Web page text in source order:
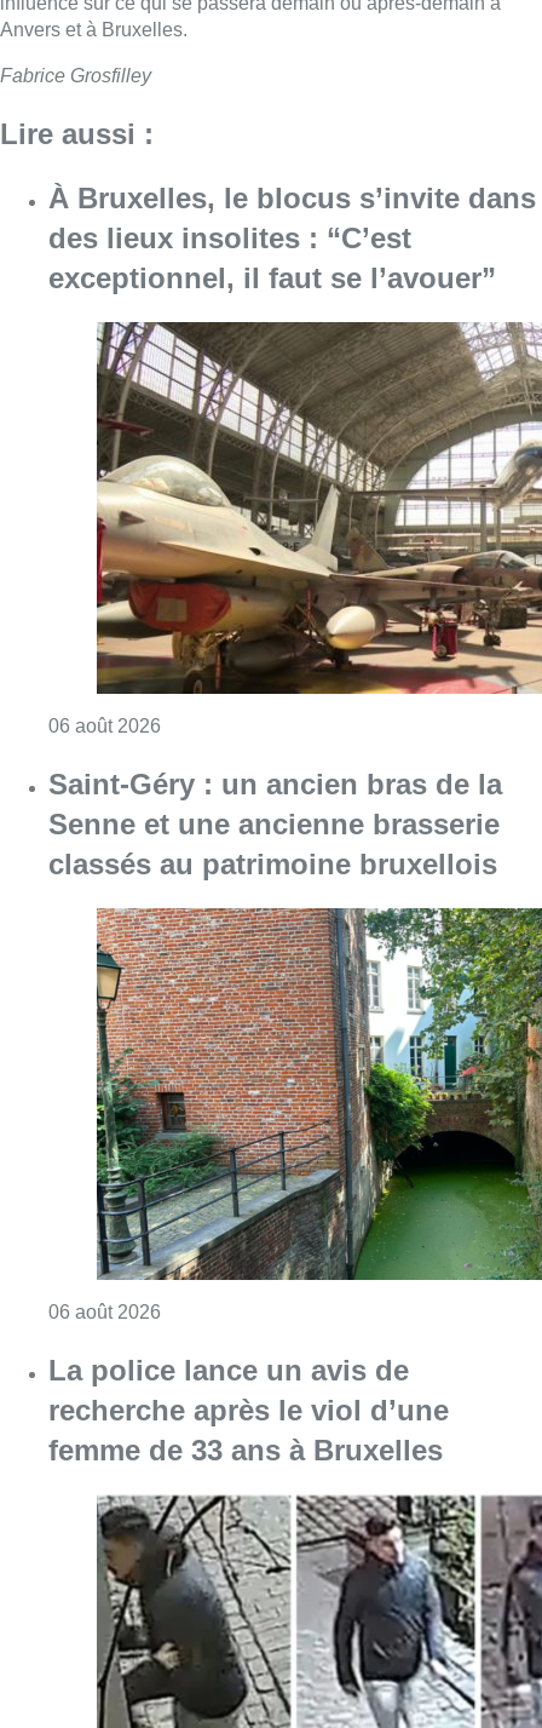
06 août 2026Consulter l'article "À Bruxelles, le blocus
Saint-Géry : un ancien bras de la
Senne et une ancienne brasserie
classés au patrimoine bruxellois
06 août 2026Consulter l'article "Saint-Géry : un ancien
La police lance un avis de
recherche après le viol d’une
femme de 33 ans à Bruxelles
06 août 2026 Consulter l'article "La police lance un avis
La Commune d’Ixelles ouvre un
registre de condoléances en
mémoire de Jaswinder Singh,